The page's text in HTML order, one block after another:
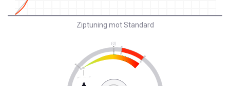
Ziptuning mot Standard